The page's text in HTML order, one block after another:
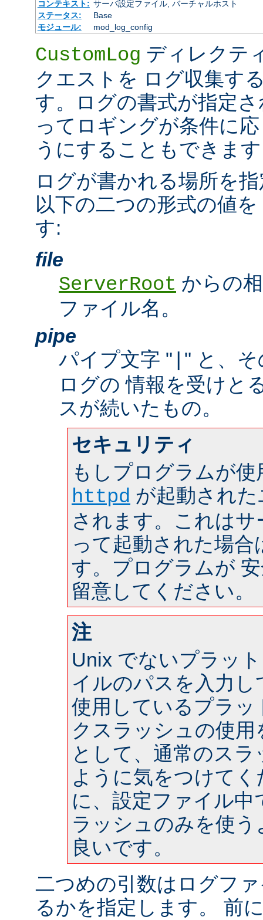
コンテキスト: サーバ設定ファイル, バーチャルホスト
ステータス:
Base
モジュール:
mod_log_config
CustomLog ディレクテ
クエストを ログ収集す
す。ログの書式が指定
ってロギングが条件に
うにすることもできま
ログが書かれる場所を
以下の二つの形式の値
す:
file
ServerRoot からの
ファイル名。
pipe
パイプ文字 " " と、
ログの 情報を受けと
スが続いたもの。
セキュリティ
もしプログラムが
httpd が起動され
されます。これは
って起動された場合
す。プログラムが
留意してください。
注
Unix でないプラッ
イルのパスを入力
使用しているプラ
クスラッシュの使
として、通常のス
ように気をつけて
に、設定ファイル
ラッシュのみを使
良いです。
二つめの引数はログフ
るかを指定します。 前